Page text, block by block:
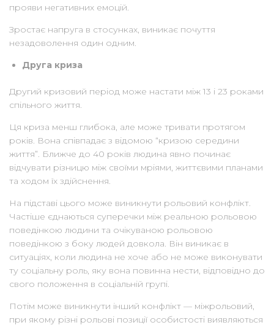
прояви негативних емоцій.
Зростає напруга в стосунках, виникає почуття
незадоволення один одним.
Друга криза
Другий кризовий період може настати між 13 і 23 роками
спільного життя.
Ця криза менш глибока, але може тривати протягом
років. Вона співпадає з відомою “кризою середини
життя”. Ближче до 40 років людина явно починає
відчувати різницю між своїми мріями, життєвими планами
та ходом їх здійснення.
На підставі цього може виникнути рольовий конфлікт.
Частіше єднаються суперечки між реальною рольовою
поведінкою людини та очікуваною рольовою
поведінкою з боку людей довкола. Він виникає в
ситуаціях, коли людина не хоче або не може виконувати
ту соціальну роль, яку вона повинна нести, відповідно до
свого положення в соціальній групі.
Потім може виникнути інший конфлікт — міжрольовий,
при якому різні рольові позиції особистості виявляються